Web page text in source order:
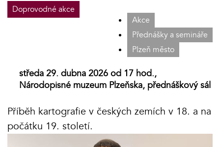
Doprovodné akce
Akce
Přednášky a semináře
Plzeň město
středa 29. dubna 2026 od 17 hod.,
Národopisné muzeum Plzeňska, přednáškový sál
Příběh kartografie v českých zemích v 18. a na
počátku 19. století.